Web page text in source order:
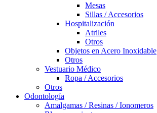
Mesas
Sillas / Accesorios
Hospitalización
Atriles
Otros
Objetos en Acero Inoxidable
Otros
Vestuario Médico
Ropa / Accesorios
Otros
Odontología
Amalgamas / Resinas / Ionomeros